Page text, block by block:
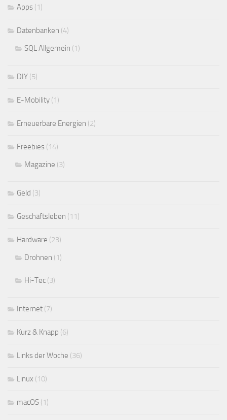
Apps (1)
Datenbanken (4)
SQL Allgemein (1)
DIY (5)
E-Mobility (1)
Erneuerbare Energien (2)
Freebies (14)
Magazine (3)
Geld (3)
Geschäftsleben (11)
Hardware (23)
Drohnen (1)
Hi-Tec (3)
Internet (7)
Kurz & Knapp (6)
Links der Woche (36)
Linux (10)
macOS (1)